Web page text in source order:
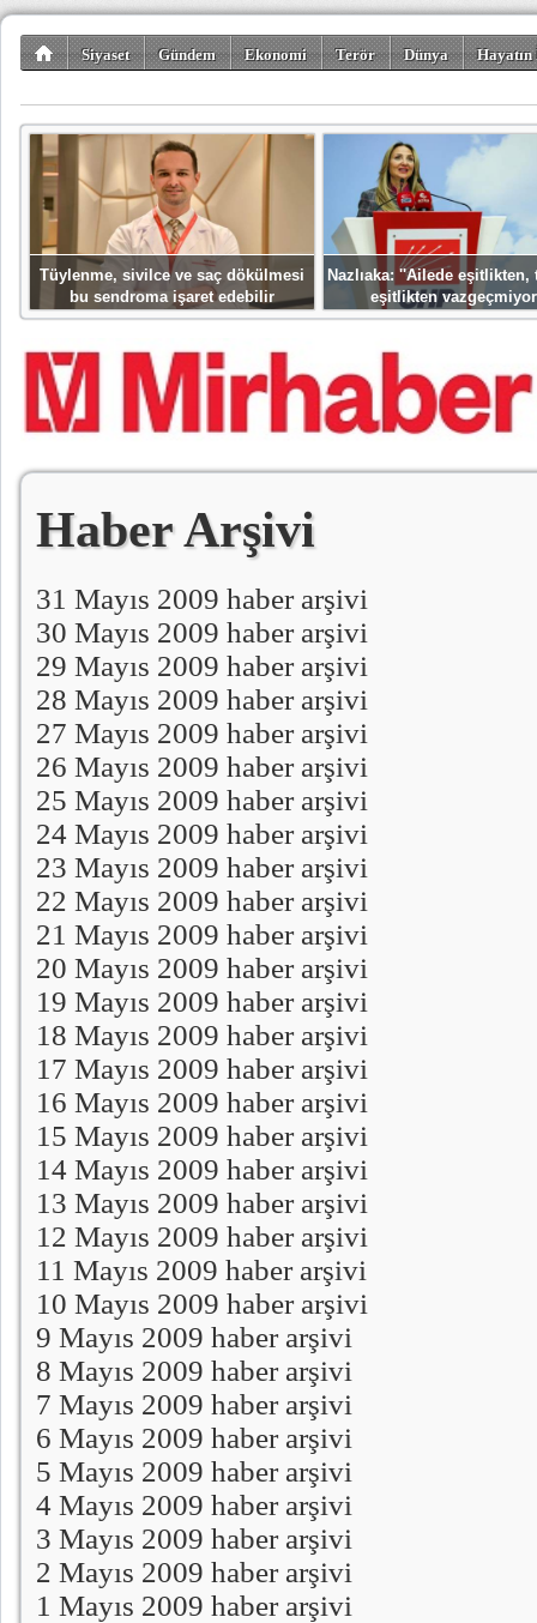
Siyaset Gündem Ekonomi Terör Dünya
Tüylenme, sivilce ve saç dökülmesi
bu sendroma işaret edebilir
Nazlıaka: ''Ailede eşitlikten,
eşitlikten
Haber Arşivi
31 Mayıs 2009 haber arşivi
30 Mayıs 2009 haber arşivi
29 Mayıs 2009 haber arşivi
28 Mayıs 2009 haber arşivi
27 Mayıs 2009 haber arşivi
26 Mayıs 2009 haber arşivi
25 Mayıs 2009 haber arşivi
24 Mayıs 2009 haber arşivi
23 Mayıs 2009 haber arşivi
22 Mayıs 2009 haber arşivi
21 Mayıs 2009 haber arşivi
20 Mayıs 2009 haber arşivi
19 Mayıs 2009 haber arşivi
18 Mayıs 2009 haber arşivi
17 Mayıs 2009 haber arşivi
16 Mayıs 2009 haber arşivi
15 Mayıs 2009 haber arşivi
14 Mayıs 2009 haber arşivi
13 Mayıs 2009 haber arşivi
12 Mayıs 2009 haber arşivi
11 Mayıs 2009 haber arşivi
10 Mayıs 2009 haber arşivi
9 Mayıs 2009 haber arşivi
8 Mayıs 2009 haber arşivi
7 Mayıs 2009 haber arşivi
6 Mayıs 2009 haber arşivi
5 Mayıs 2009 haber arşivi
4 Mayıs 2009 haber arşivi
3 Mayıs 2009 haber arşivi
2 Mayıs 2009 haber arşivi
1 Mayıs 2009 haber arşivi